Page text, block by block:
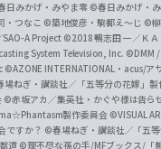
日みかげ・みやま零 ©春日みかげ・
・つなこ ©築地俊彦・駒都え～じ ©
A Project ©2018 鴨志田 一／Ｋ
System Television, Inc. ©DMM /
©AZONE INTERNATIONAL・acus/ア
場ねぎ・講談社／「五等分の花嫁」製
©赤坂アカ／集英社・かぐや様は告ら
製作委員会 ©VISUAL
ですか？ ©春場ねぎ・講談社／「五
道 ©理不尽な孫の手/MFブックス/「